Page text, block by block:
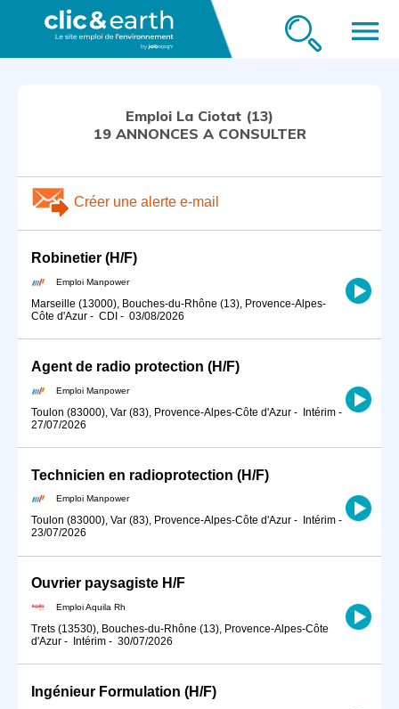
menu
Emploi La Ciotat (13)
19 ANNONCES A CONSULTER
Créer une alerte e-mail
Robinetier (H/F)
Emploi Manpower
Marseille (13000), Bouches-du-Rhône (13), Provence-Alpes-
Côte d'Azur - CDI - 03/08/2026
Agent de radio protection (H/F)
Emploi Manpower
Toulon (83000), Var (83), Provence-Alpes-Côte d'Azur - Intérim -
27/07/2026
Technicien en radioprotection (H/F)
Emploi Manpower
Toulon (83000), Var (83), Provence-Alpes-Côte d'Azur - Intérim -
23/07/2026
Ouvrier paysagiste H/F
Emploi Aquila Rh
Trets (13530), Bouches-du-Rhône (13), Provence-Alpes-Côte
d'Azur - Intérim - 30/07/2026
Ingénieur Formulation (H/F)